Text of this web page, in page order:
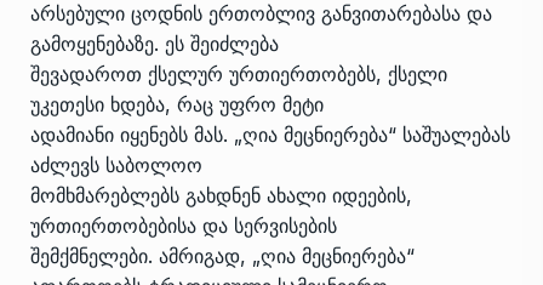
არსებული ცოდნის ერთობლივ განვითარებასა და
გამოყენებაზე. ეს შეიძლება
შევადაროთ ქსელურ ურთიერთობებს, ქსელი
უკეთესი ხდება, რაც უფრო მეტი
ადამიანი იყენებს მას. „ღია მეცნიერება“ საშუალებას
აძლევს საბოლოო
მომხმარებლებს გახდნენ ახალი იდეების,
ურთიერთობებისა და სერვისების
შემქმნელები. ამრიგად, „ღია მეცნიერება“